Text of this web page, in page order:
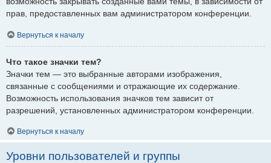
прав, предоставленных вам администратором конференции.
Вернуться к началу
Что такое значки тем?
Значки тем — это выбранные авторами изображения,
связанные с сообщениями и отражающие их содержание.
Возможность использования значков тем зависит от
разрешений, установленных администратором конференции.
Вернуться к началу
Уровни пользователей и группы